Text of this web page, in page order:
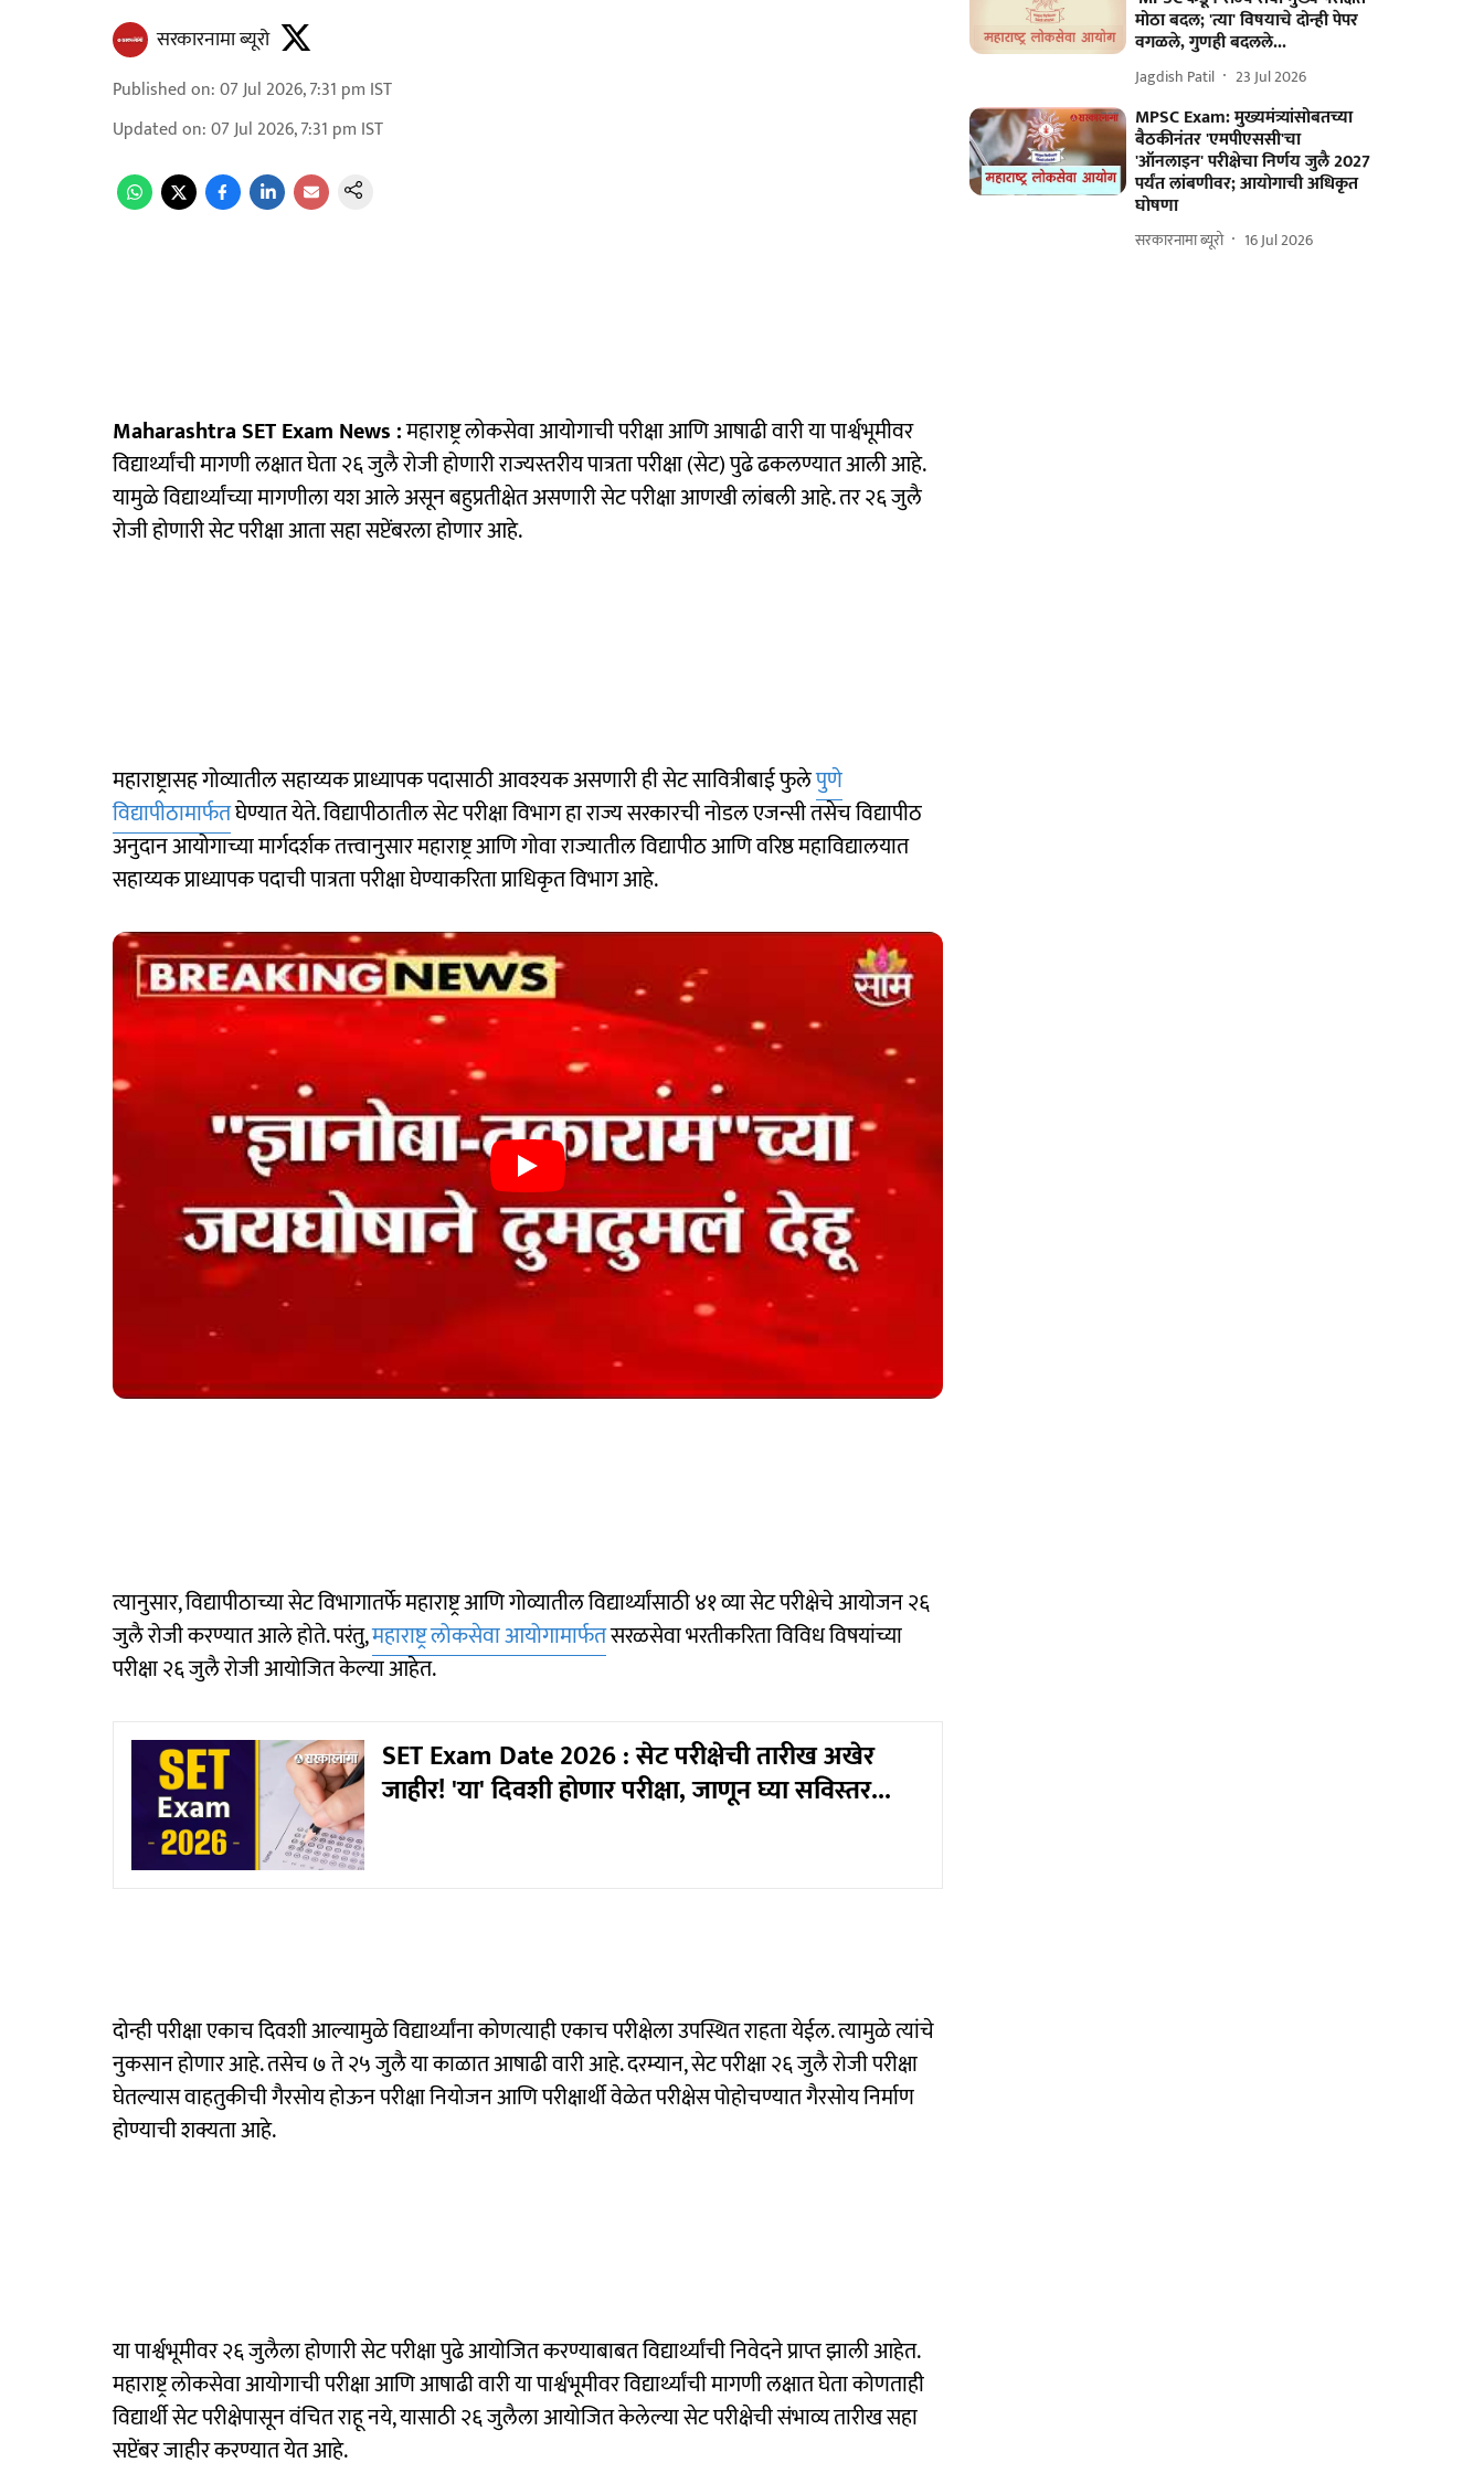
सरकारनामा ब्यूरो
Published on:07 Jul 2026, 7:31 pm IST
Updated on:07 Jul 2026, 7:31 pm IST
Maharashtra SET Exam News :महाराष्ट्र लोकसेवा आयोगाची परीक्षा आणि आषाढी वारी या पार्श्वभूमीवर
विद्यार्थ्यांची मागणी लक्षात घेता २६ जुलै रोजी होणारी राज्यस्तरीय पात्रता परीक्षा (सेट) पुढे ढकलण्यात आली आहे.
यामुळे विद्यार्थ्यांच्या मागणीला यश आले असून बहुप्रतीक्षेत असणारी सेट परीक्षा आणखी लांबली आहे. तर २६ जुलै
रोजी होणारी सेट परीक्षा आता सहा सप्टेंबरला होणार आहे.
महाराष्ट्रासह गोव्यातील सहाय्यक प्राध्यापक पदासाठी आवश्यक असणारी ही सेट सावित्रीबाई फुलेपुणे
विद्यापीठामार्फतघेण्यात येते. विद्यापीठातील सेट परीक्षा विभाग हा राज्य सरकारची नोडल एजन्सी तसेच विद्यापीठ
अनुदान आयोगाच्या मार्गदर्शक तत्त्वानुसार महाराष्ट्र आणि गोवा राज्यातील विद्यापीठ आणि वरिष्ठ महाविद्यालयात
सहाय्यक प्राध्यापक पदाची पात्रता परीक्षा घेण्याकरिता प्राधिकृत विभाग आहे.
त्यानुसार, विद्यापीठाच्या सेट विभागातर्फे महाराष्ट्र आणि गोव्यातील विद्यार्थ्यांसाठी ४१ व्या सेट परीक्षेचे आयोजन २६
जुलै रोजी करण्यात आले होते. परंतु,महाराष्ट्र लोकसेवा आयोगामार्फतसरळसेवा भरतीकरिता विविध विषयांच्या
परीक्षा २६ जुलै रोजी आयोजित केल्या आहेत.
SET Exam Date 2026 : सेट परीक्षेची तारीख अखेर
जाहीर! 'या' दिवशी होणार परीक्षा, जाणून घ्या सविस्तर...
दोन्ही परीक्षा एकाच दिवशी आल्यामुळे विद्यार्थ्यांना कोणत्याही एकाच परीक्षेला उपस्थित राहता येईल. त्यामुळे त्यांचे
नुकसान होणार आहे. तसेच ७ ते २५ जुलै या काळात आषाढी वारी आहे. दरम्यान, सेट परीक्षा २६ जुलै रोजी परीक्षा
घेतल्यास वाहतुकीची गैरसोय होऊन परीक्षा नियोजन आणि परीक्षार्थी वेळेत परीक्षेस पोहोचण्यात गैरसोय निर्माण
होण्याची शक्यता आहे.
या पार्श्वभूमीवर २६ जुलैला होणारी सेट परीक्षा पुढे आयोजित करण्याबाबत विद्यार्थ्यांची निवेदने प्राप्त झाली आहेत.
महाराष्ट्र लोकसेवा आयोगाची परीक्षा आणि आषाढी वारी या पार्श्वभूमीवर विद्यार्थ्यांची मागणी लक्षात घेता कोणताही
विद्यार्थी सेट परीक्षेपासून वंचित राहू नये, यासाठी २६ जुलैला आयोजित केलेल्या सेट परीक्षेची संभाव्य तारीख सहा
सप्टेंबर जाहीर करण्यात येत आहे.
मोठा बदल; 'त्या' विषयाचे दोन्ही पेपर
वगळले, गुणही बदलले...
Jagdish Patil 23 Jul 2026
MPSC Exam: मुख्यमंत्र्यांसोबतच्या
बैठकीनंतर 'एमपीएससी'चा
'ऑनलाइन' परीक्षेचा निर्णय जुलै 2027
पर्यंत लांबणीवर; आयोगाची अधिकृत
घोषणा
सरकारनामा ब्यूरो 16 Jul 2026